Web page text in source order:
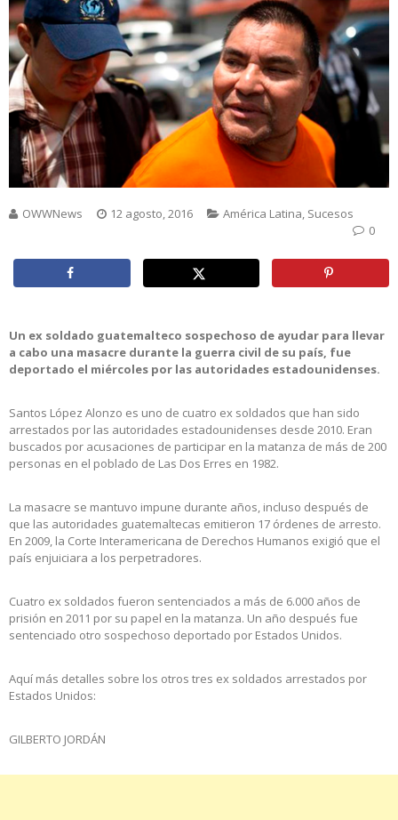
OWWNews 12 agosto, 2016 América Latina, Sucesos
0
Un ex soldado guatemalteco sospechoso de ayudar para llevar
a cabo una masacre durante la guerra civil de su país, fue
deportado el miércoles por las autoridades estadounidenses.
Santos López Alonzo es uno de cuatro ex soldados que han sido
arrestados por las autoridades estadounidenses desde 2010. Eran
buscados por acusaciones de participar en la matanza de más de 200
personas en el poblado de Las Dos Erres en 1982.
La masacre se mantuvo impune durante años, incluso después de
que las autoridades guatemaltecas emitieron 17 órdenes de arresto.
En 2009, la Corte Interamericana de Derechos Humanos exigió que el
país enjuiciara a los perpetradores.
Cuatro ex soldados fueron sentenciados a más de 6.000 años de
prisión en 2011 por su papel en la matanza. Un año después fue
sentenciado otro sospechoso deportado por Estados Unidos.
Aquí más detalles sobre los otros tres ex soldados arrestados por
Estados Unidos:
GILBERTO JORDÁN